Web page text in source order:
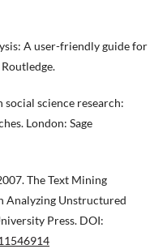
A user-friendly guide for
science research:
London: Sage
The Text Mining
Analyzing Unstructured
Press. DOI: